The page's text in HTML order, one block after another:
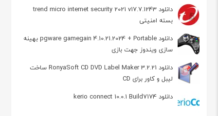
دانلود trend micro internet security 2021 v17.7.1243
بسته امنیتی
دانلود pgware gamegain 4.10.21.2024 + Portable بهینه
سازی ویندوز جهت بازی
دانلود RonyaSoft CD DVD Label Maker 3.2.21 ساخت
لیبل و کاور برای CD
دانلود kerio connect 10.0.1 Build7174